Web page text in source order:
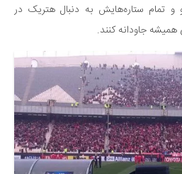
و تمام ستاره‌هایش به دنبال هتریک در
همیشه جاودانه کنند.